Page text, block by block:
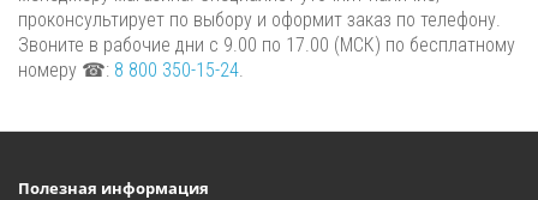
проконсультирует по выбору и оформит заказ по телефону.
Звоните в рабочие дни с 9.00 по 17.00 (МСК) по бесплатному
номеру ☎: 8 800 350-15-24.
Полезная информация